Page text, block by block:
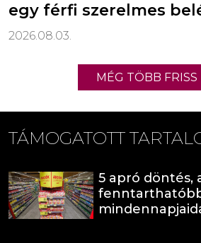
egy férfi szerelmes
2026.08.03.
MÉG TÖBB FRISS
TÁMOGATOTT
5 apró döntés,